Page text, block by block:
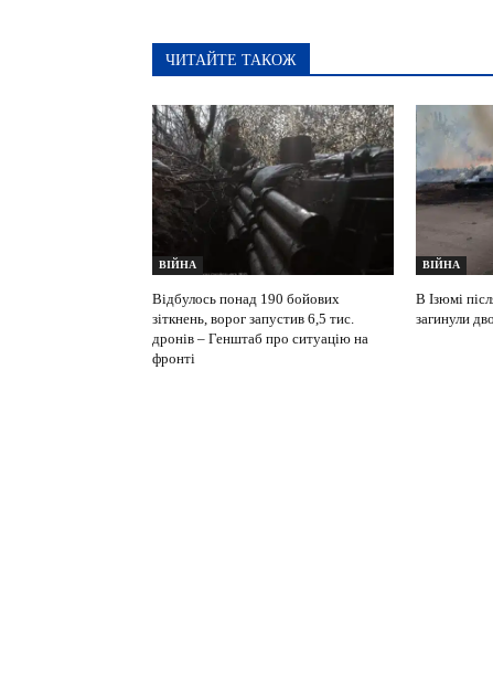
ЧИТАЙТЕ ТАКОЖ
ВІЙНА
Відбулось понад 190 бойових
зіткнень, ворог запустив 6,5 тис.
дронів – Генштаб про ситуацію на
фронті
ВІЙНА
В Ізюмі
загинули